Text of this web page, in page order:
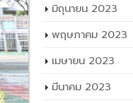
มิถุนายน 2023
พฤษภาคม 2023
เมษายน 2023
มีนาคม 2023